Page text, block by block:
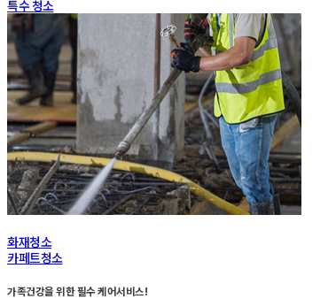
특수 청소
화재청소
카페트청소
가족건강을 위한 필수 케어서비스!